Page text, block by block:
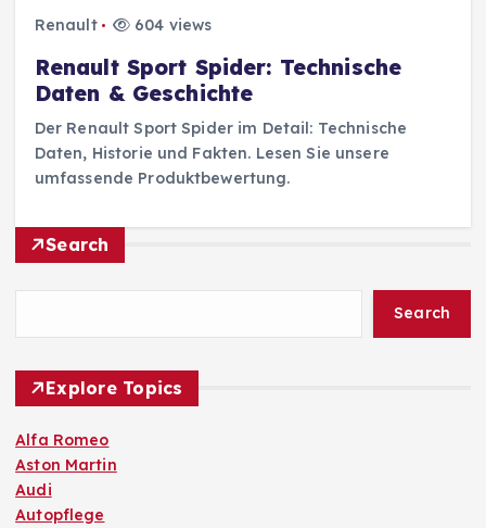
Renault 604 views
Renault Sport Spider: Technische
Daten & Geschichte
Der Renault Sport Spider im Detail: Technische
Daten, Historie und Fakten. Lesen Sie unsere
umfassende Produktbewertung.
Search
Search
Explore Topics
Alfa Romeo
Aston Martin
Audi
Autopflege